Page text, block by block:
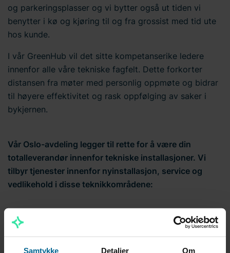
Samtykke Detaljer Om
og parkeringsplasser og vi bytter også ut tiden vi
benytter i kø og kjøring til og fra grossist med tid ute
hos kunde.
I vår GreenHub vil det sitte kompetanserike ledere
innenfor alle våre tekniske fagfelt. Dette forkorter
distansen fra møter med personlig oppmøte og bidrar
til høyere effektivitet og rask oppfølging av saker i
bykjernen.
Vår Oslo-avdeling legger til rette for å være din
totalleverandør innenfor tekniske installasjoner. Vi
tilbyr tjenester innenfor nyinstallasjon, service og
vedlikehold i disse teknikkområdene:
elektro
rør